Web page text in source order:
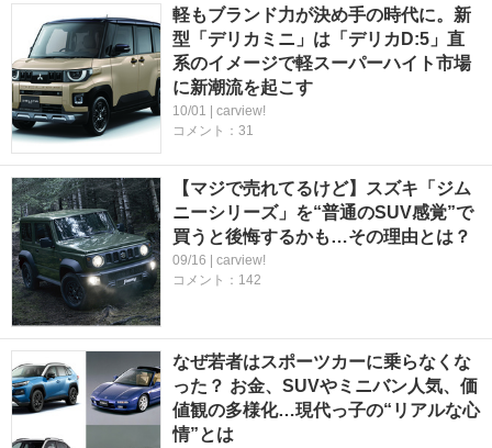
軽もブランド力が決め手の時代に。新
型「デリカミニ」は「デリカD:5」直
系のイメージで軽スーパーハイト市場
に新潮流を起こす
10/01 | carview!
コメント：31
【マジで売れてるけど】スズキ「ジム
ニーシリーズ」を“普通のSUV感覚”で
買うと後悔するかも…その理由とは？
09/16 | carview!
コメント：142
なぜ若者はスポーツカーに乗らなくな
った？ お金、SUVやミニバン人気、価
値観の多様化…現代っ子の“リアルな心
情”とは